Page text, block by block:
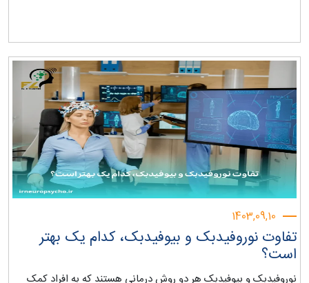
1403,09,10
تفاوت نوروفیدبک و بیوفیدبک، کدام یک بهتر
است؟
نوروفیدبک و بیوفیدبک هر دو روش درمانی هستند که به افراد کمک